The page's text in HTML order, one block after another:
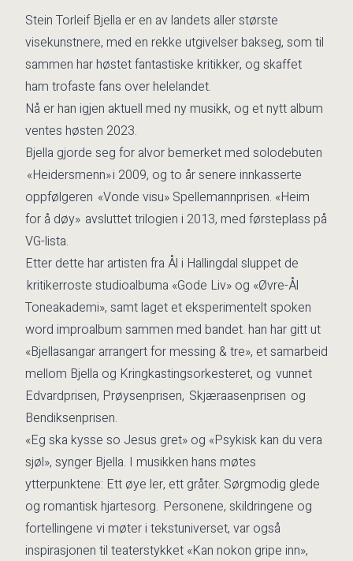
Stein Torleif Bjella er en av landets aller største
visekunstnere, med en rekke utgivelser bakseg, som til
sammen har høstet fantastiske kritikker, og skaffet
ham trofaste fans over helelandet.
Nå er han igjen aktuell med ny musikk, og et nytt album
ventes høsten 2023.
Bjella gjorde seg for alvor bemerket med solodebuten
«Heidersmenn» i 2009, og to år senere innkasserte
oppfølgeren «Vonde visu» Spellemannprisen. «Heim
for å døy» avsluttet trilogien i 2013, med førsteplass på
VG-lista.
Etter dette har artisten fra Ål i Hallingdal sluppet de
kritikerroste studioalbuma «Gode Liv» og «Øvre-Ål
Toneakademi», samt laget et eksperimentelt spoken
word improalbum sammen med bandet. han har gitt ut
«Bjellasangar arrangert for messing & tre», et samarbeid
mellom Bjella og Kringkastingsorkesteret, og vunnet
Edvardprisen, Prøysenprisen, Skjæraasenprisen og
Bendiksenprisen.
«Eg ska kysse so Jesus gret» og «Psykisk kan du vera
sjøl», synger Bjella. I musikken hans møtes
ytterpunktene: Ett øye ler, ett gråter. Sørgmodig glede
og romantisk hjartesorg. Personene, skildringene og
fortellingene vi møter i tekstuniverset, var også
inspirasjonen til teaterstykket «Kan nokon gripe inn»,